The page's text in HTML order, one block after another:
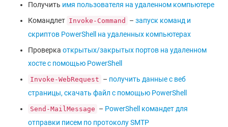
Получить имя пользователя на удаленном компьютере
Командлет Invoke-Command – запуск команд и
скриптов PowerShell на удаленных компьютерах
Проверка открытых/закрытых портов на удаленном
хосте с помощью PowerShell
Invoke-WebRequest – получить данные с веб
страницы, скачать файл с помощью PowerShell
Send-MailMessage – PowerShell командет для
отправки писем по протоколу SMTP